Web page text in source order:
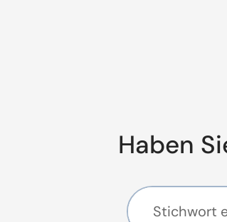
Haben